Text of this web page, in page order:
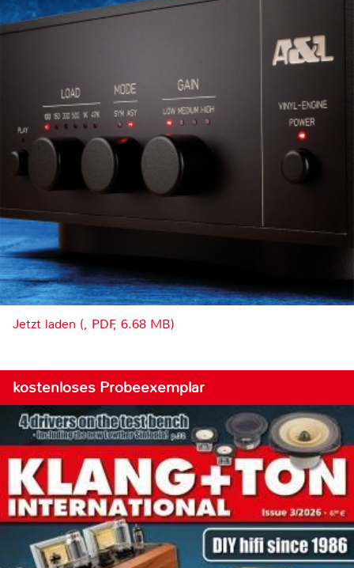
Jetzt laden (, PDF, 6.68 MB)
kostenloses Probeexemplar